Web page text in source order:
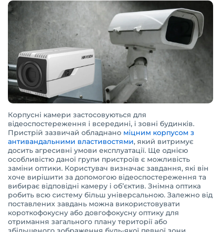
Корпусні камери застосовуються для
відеоспостереження і всередині, і зовні будинків.
Пристрій зазвичай обладнано міцним корпусом з
антивандальними властивостями, який витримує
досить агресивні умови експлуатації. Ще однією
особливістю даної групи пристроїв є можливість
заміни оптики. Користувач визначає завдання, які він
хоче вирішити за допомогою відеоспостереження та
вибирає відповідні камеру і об’єктив. Знімна оптика
робить всю систему більш універсальною. Залежно від
поставлених завдань можна використовувати
короткофокусну або довгофокусну оптику для
отримання загального плану території або